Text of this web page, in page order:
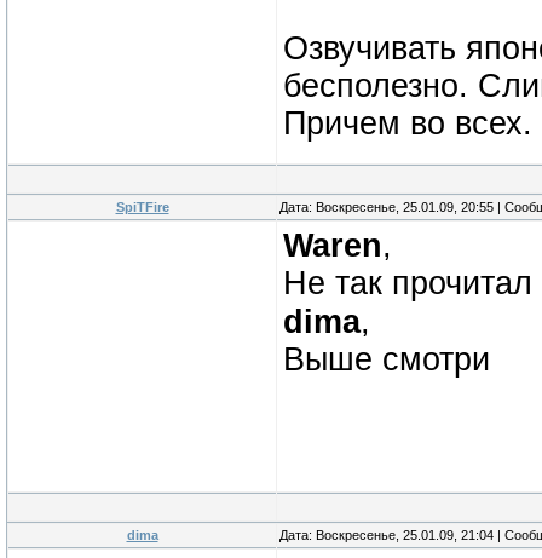
Озвучивать
бесполезно.
Причем во всех.
SpiTFire Дата: Воскресенье, 25.01.09, 20:55 |
Waren,
Не так прочитал
dima,
Выше смотри
dima Дата: Воскресенье, 25.01.09, 21:04 |